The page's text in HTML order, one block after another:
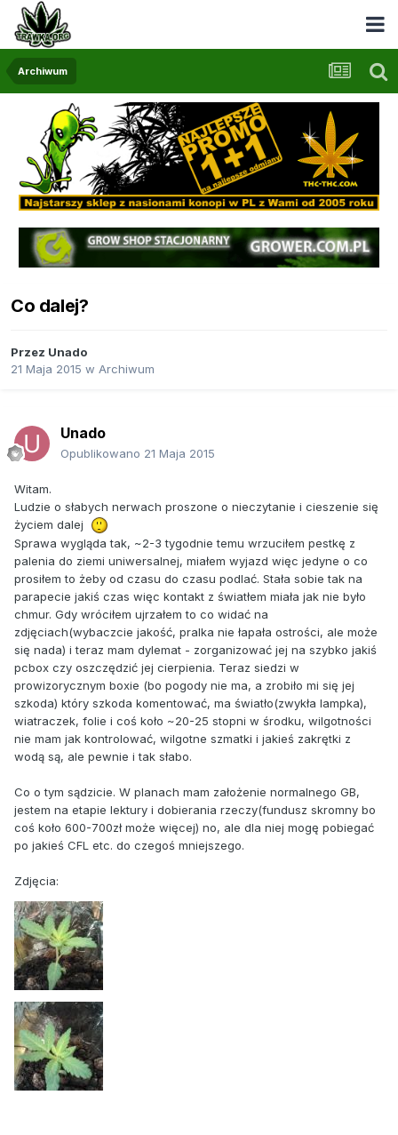
Archiwum
Co dalej?
Przez Unado
21 Maja 2015 w Archiwum
Unado
Opublikowano 21 Maja 2015
Witam.
Ludzie o słabych nerwach proszone o nieczytanie i cieszenie się
życiem dalej
Sprawa wygląda tak, ~2-3 tygodnie temu wrzuciłem pestkę z
palenia do ziemi uniwersalnej, miałem wyjazd więc jedyne o co
prosiłem to żeby od czasu do czasu podlać. Stała sobie tak na
parapecie jakiś czas więc kontakt z światłem miała jak nie było
chmur. Gdy wróciłem ujrzałem to co widać na
zdjęciach(wybaczcie jakość, pralka nie łapała ostrości, ale może
się nada) i teraz mam dylemat - zorganizować jej na szybko jakiś
pcbox czy oszczędzić jej cierpienia. Teraz siedzi w
prowizorycznym boxie (bo pogody nie ma, a zrobiło mi się jej
szkoda) który szkoda komentować, ma światło(zwykła lampka),
wiatraczek, folie i coś koło ~20-25 stopni w środku, wilgotności
nie mam jak kontrolować, wilgotne szmatki i jakieś zakrętki z
wodą są, ale pewnie i tak słabo.
Co o tym sądzicie. W planach mam założenie normalnego GB,
jestem na etapie lektury i dobierania rzeczy(fundusz skromny bo
coś koło 600-700zł może więcej) no, ale dla niej mogę pobiegać
po jakieś CFL etc. do czegoś mniejszego.
Zdjęcia: